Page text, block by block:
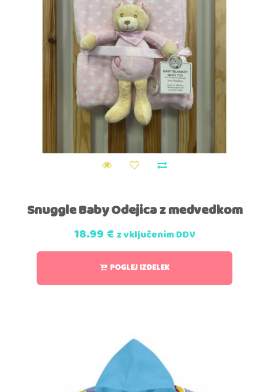
Snuggle Baby Odejica z medvedkom
18.99€ z vključenim DDV
POGLEJ IZDELEK